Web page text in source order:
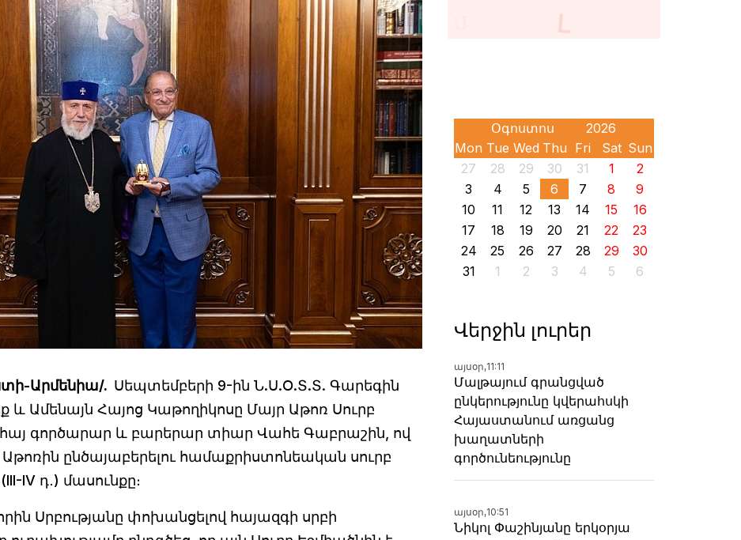
Արմենիա/. Սեպտեմբերի 9-ին Ն.Ս.Օ.Տ.Տ. Գարեգին
Ամենայն Հայոց Կաթողիկոսը Մայր Աթոռ Սուրբ
գործարար և բարերար տիար Վահե Գաբրաշին, ով
Աթոռին ընծայաբերելու համաքրիստոնեական սուրբ
IV դ․) մասունքը։
Սրբությանը փոխանցելով հայազգի սրբի
Mon Tue Wed Thu Fri Sat Sun
27
28 29 30 31 1
2
3
4 5 6 7 8
9
10
11 12 13 14 15
16
17
18 19 20 21 22
23
24
25 26 27 28 29
30
31
1 2 3 4 5 6
Վերջին լուրեր
այսօր,11:11
Մալթայում գրանցված
ընկերությունը կվերահսկի
Հայաստանում առցանց
խաղատների
գործունեությունը
այսօր,10:51
Նիկոլ Փաշինյանը երկօրյա